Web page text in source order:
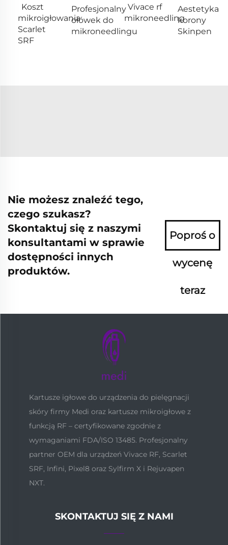
Koszt
mikroigłowania
Scarlet
SRF
Profesjonalny
ołówek do
mikroneedlingu
Vivace rf
mikroneedling
Aestetyka
korony
Skinpen
Nie możesz znaleźć tego,
czego szukasz?
Skontaktuj się z naszymi
konsultantami w sprawie
dostępności innych
produktów.
Poproś o
wycenę
teraz
Kartusze igłowe do urządzenia do pielęgnacji
skóry firmy Medi oraz kartusze mikroigłowe z
funkcją RF – certyfikowane zgodnie z
wymaganiami FDA/ISO 13485. Profesjonalny
partner OEM dla urządzeń Vivace RF, Scarlet
SRF, Infini, Pixel8 oraz Sylfirm X i Rejuvapen
NXT.
SKONTAKTUJ SIĘ Z NAMI